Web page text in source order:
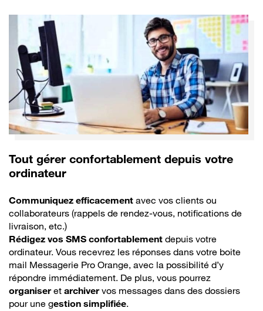
Tout gérer confortablement depuis votre
ordinateur
Description
Communiquez efficacement avec vos clients ou
collaborateurs (rappels de rendez-vous, notifications de
livraison, etc.)
Rédigez vos SMS confortablement depuis votre
ordinateur. Vous recevrez les réponses dans votre boite
mail Messagerie Pro Orange, avec la possibilité d’y
répondre immédiatement. De plus, vous pourrez
organiseret archivervos messages dans des dossiers
pour une gestion simplifiée.